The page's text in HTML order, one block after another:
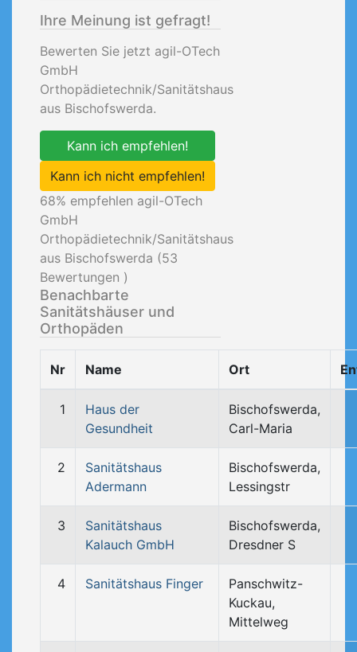
Ihre Meinung ist gefragt!
Bewerten Sie jetzt agil-OTech
GmbH
Orthopädietechnik/Sanitätshaus
aus Bischofswerda.
Kann ich empfehlen!
Kann ich nicht empfehlen!
68% empfehlen agil-OTech
GmbH
Orthopädietechnik/Sanitätshaus
aus Bischofswerda (53
Bewertungen )
Benachbarte
Sanitätshäuser und
Orthopäden
Nr Name Ort
1
Haus der
Gesundheit
Bischofswerda,
Carl-Maria
2
Sanitätshaus
Adermann
Bischofswerda,
Lessingstr
3
Sanitätshaus
Kalauch GmbH
Bischofswerda,
Dresdner S
4 Sanitätshaus Finger
Panschwitz-
Kuckau,
Mittelweg